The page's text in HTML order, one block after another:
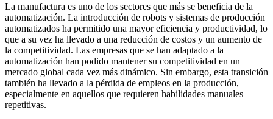
La manufactura es uno de los sectores que más se beneficia de la
automatización. La introducción de robots y sistemas de producción
automatizados ha permitido una mayor eficiencia y productividad, lo
que a su vez ha llevado a una reducción de costos y un aumento de
la competitividad. Las empresas que se han adaptado a la
automatización han podido mantener su competitividad en un
mercado global cada vez más dinámico. Sin embargo, esta transición
también ha llevado a la pérdida de empleos en la producción,
especialmente en aquellos que requieren habilidades manuales
repetitivas.